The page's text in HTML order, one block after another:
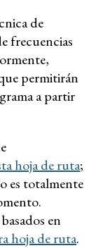
de
frecuencias
permitirán
a partir
hoja de ruta;
es totalmente
en
hoja de ruta.